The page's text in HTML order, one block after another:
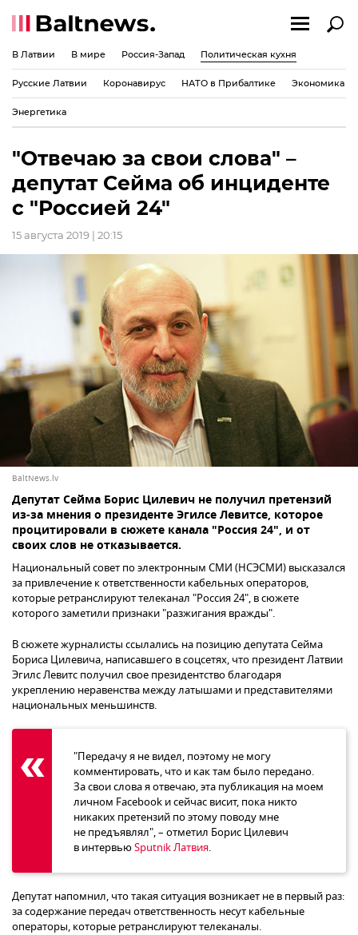
В Латвии В мире Россия-Запад Политическая кухня
Русские Латвии Коронавирус НАТО в Прибалтике Экономика
Энергетика
"Отвечаю за свои слова" –
депутат Сейма об инциденте
с "Россией 24"
15 августа 2019 | 20:15
BaltNews.lv
Депутат Сейма Борис Цилевич не получил претензий
из-за мнения о президенте Эгилсе Левитсе, которое
процитировали в сюжете канала "Россия 24", и от
своих слов не отказывается.
Национальный совет по электронным СМИ (НСЭСМИ) высказался
за привлечение к ответственности кабельных операторов,
которые ретранслируют телеканал "Россия 24", в сюжете
которого заметили признаки "разжигания вражды".
В сюжете журналисты ссылались на позицию депутата Сейма
Бориса Цилевича, написавшего в соцсетях, что президент Латвии
Эгилс Левитс получил свое президентство благодаря
укреплению неравенства между латышами и представителями
национальных меньшинств.
"Передачу я не видел, поэтому не могу
комментировать, что и как там было передано.
За свои слова я отвечаю, эта публикация на моем
личном Facebook и сейчас висит, пока никто
никаких претензий по этому поводу мне
не предъявлял", – отметил Борис Цилевич
в интервьюSputnik Латвия.
Депутат напомнил, что такая ситуация возникает не в первый раз:
за содержание передач ответственность несут кабельные
операторы, которые ретранслируют телеканалы.